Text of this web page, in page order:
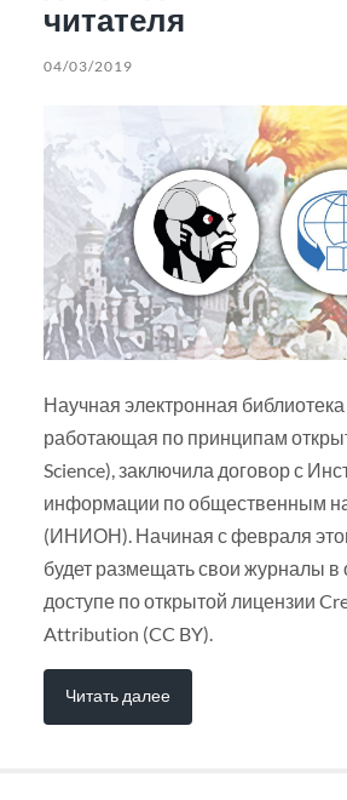
читателя
04/03/2019
Научная электронная
работающая по принципам
Science), заключила договор с
информации по общественным
(ИНИОН). Начиная с февраля
будет размещать свои журналы в
доступе по открытой лицензии
Attribution (CC BY).
Читать далее